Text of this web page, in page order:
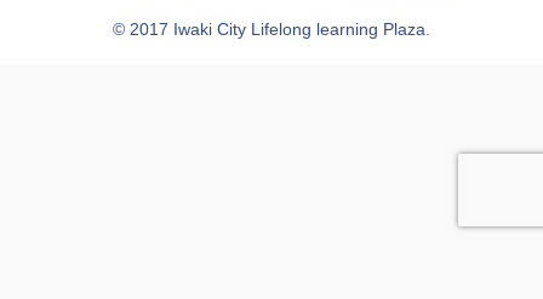
© 2017 Iwaki City Lifelong learning Plaza.